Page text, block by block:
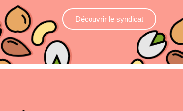
Découvrir le syndicat